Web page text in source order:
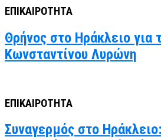
ΕΠΙΚΑΙΡΟΤΗΤΑ
Θρήνος στο Ηράκλειο για
Κωνσταντίνου Λυρώνη
ΕΠΙΚΑΙΡΟΤΗΤΑ
Συναγερμός στο